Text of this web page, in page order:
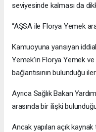
seviyesinde kalması da
“AŞSA ile Florya Yemek
Kamuoyuna yansıyan
Yemek’in Florya Yemek
bağlantısının bulunduğu
Ayrıca Sağlık Bakan
arasında bir ilişki
Ancak yapılan açık